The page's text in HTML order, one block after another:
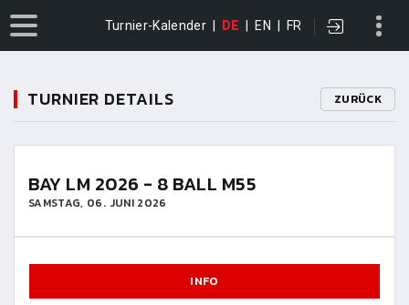
Turnier-Kalender DE EN FR
TURNIER DETAILS ZURÜCK
BAY LM 2026 - 8 BALL M55
SAMSTAG, 06. JUNI 2026
INFO